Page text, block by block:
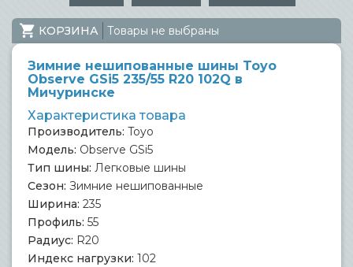
КОРЗИНА Товары не выбраны
Зимние нешипованные шины Toyo
Observe GSi5 235/55 R20 102Q в
Мичуринске
Характеристика товара
Производитель: Toyo
Модель: Observe GSi5
Тип шины: Легковые шины
Сезон: Зимние нешипованные
Ширина: 235
Профиль: 55
Радиус: R20
Индекс нагрузки: 102